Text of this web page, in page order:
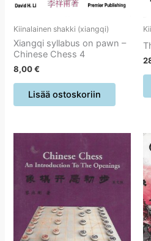
Kiinalainen shakki (xiangqi)
Xiangqi syllabus on pawn –
Chinese Chess 4
8,00€
Lisää ostoskoriin